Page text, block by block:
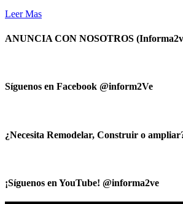
Leer Mas
ANUNCIA CON NOSOTROS
Síguenos en Facebook @inform2Ve
¿Necesita Remodelar, Construir o
¡Síguenos en YouTube! @informa2ve